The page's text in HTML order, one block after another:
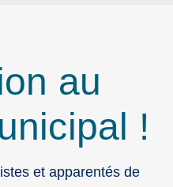
au
!
et apparentés de